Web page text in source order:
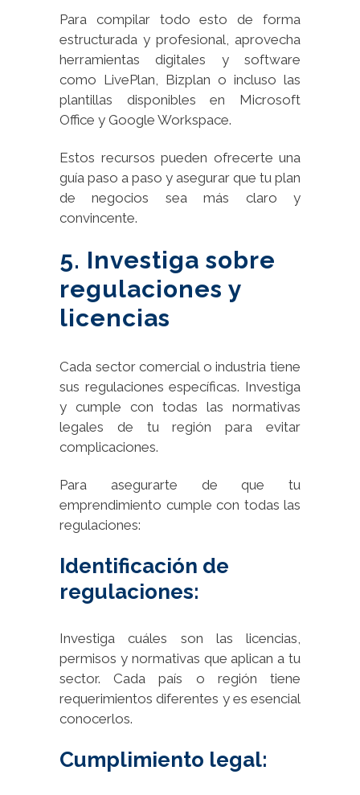
Para compilar todo esto de forma
estructurada y profesional, aprovecha
herramientas digitales y software
como LivePlan, Bizplan o incluso las
plantillas disponibles en Microsoft
Office y Google Workspace.
Estos recursos pueden ofrecerte una
guía paso a paso y asegurar que tu plan
de negocios sea más claro y
convincente.
5. Investiga sobre
regulaciones y
licencias
Cada sector comercial o industria tiene
sus regulaciones específicas. Investiga
y cumple con todas las normativas
legales de tu región para evitar
complicaciones.
Para asegurarte de que tu
emprendimiento cumple con todas las
regulaciones:
Identificación de
regulaciones:
Investiga cuáles son las licencias,
permisos y normativas que aplican a tu
sector. Cada país o región tiene
requerimientos diferentes y es esencial
conocerlos.
Cumplimiento legal: